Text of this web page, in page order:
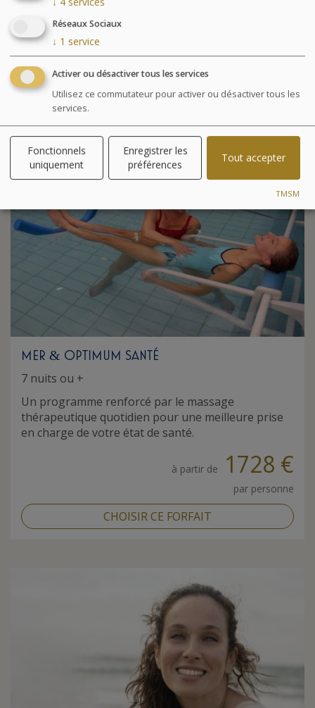
mobilité et souplesse.
à partir de 1728 €
CHOISIR CE FORFAIT
MER & OPTIMUM SANTÉ
7 nuits ou +
Un programme renforcé par le massage
thérapeutique quotidien pour une meilleure prise
en charge de votre état de santé.
à partir de 1728 €
par personne
CHOISIR CE FORFAIT
Réseaux Sociaux
↓ 1 service
Activer ou désactiver tous les services
Utilisez ce commutateur pour activer ou désactiver tous les
services.
Fonctionnels
uniquement
Enregistrer les
préférences
Tout accepter
TMSM